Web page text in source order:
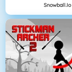
Snowball.io